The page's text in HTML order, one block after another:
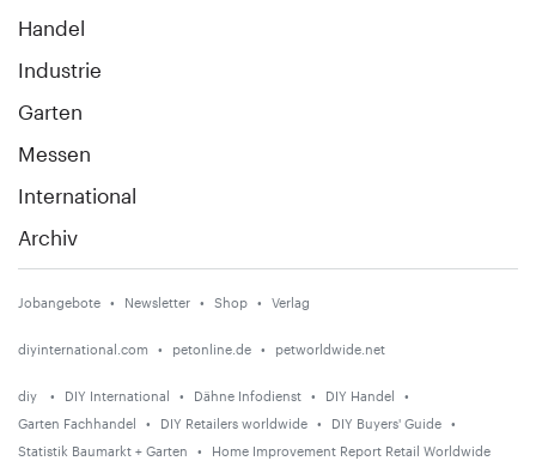
Handel
Industrie
Garten
Messen
International
Archiv
Jobangebote Newsletter Shop Verlag
diyinternational.com petonline.de petworldwide.net
diy DIY International Dähne Infodienst
DIY Handel
Garten Fachhandel
DIY Retailers worldwide
DIY Buyers' Guide
Statistik Baumarkt + Garten
Home Improvement Report Retail Worldwide